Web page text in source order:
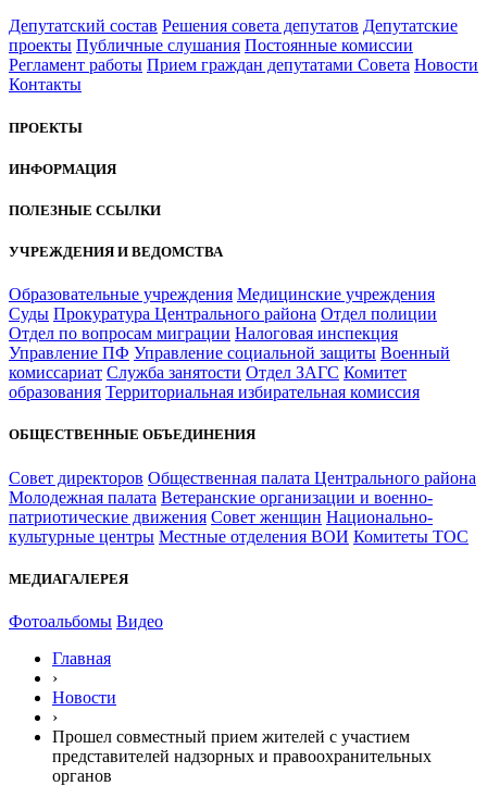
Депутатский состав Решения совета депутатов Депутатские
проекты Публичные слушания Постоянные комиссии
Регламент работы Прием граждан депутатами Совета Новости
Контакты
ПРОЕКТЫ
ИНФОРМАЦИЯ
ПОЛЕЗНЫЕ ССЫЛКИ
УЧРЕЖДЕНИЯ И ВЕДОМСТВА
Образовательные учреждения Медицинские учреждения
Суды Прокуратура Центрального района Отдел полиции
Отдел по вопросам миграции Налоговая инспекция
Управление ПФ Управление социальной защиты Военный
комиссариат Служба занятости Отдел ЗАГС Комитет
образования Территориальная избирательная комиссия
ОБЩЕСТВЕННЫЕ ОБЪЕДИНЕНИЯ
Совет директоров Общественная палата Центрального района
Молодежная палата Ветеранские организации и военно-
патриотические движения Совет женщин Национально-
культурные центры Местные отделения ВОИ Комитеты ТОС
МЕДИАГАЛЕРЕЯ
Фотоальбомы Видео
Главная
›
Новости
›
Прошел совместный прием жителей с участием
представителей надзорных и правоохранительных
органов